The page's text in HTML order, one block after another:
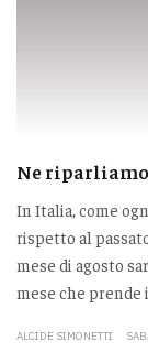
Ne
In Italia, come
rispetto al
mese di agosto
mese che prende
ALCIDE SIMONETTI